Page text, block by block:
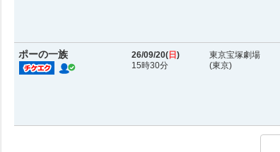
ポーの一族 26/09/20( 日 )
15時30分
東京宝塚劇場
(東京)